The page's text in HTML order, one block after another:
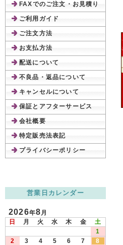
FAXでのご注文・お見積り
ご利用ガイド
ご注文方法
お支払方法
配送について
不良品・返品について
キャンセルについて
保証とアフターサービス
会社概要
特定販売法表記
プライバシーポリシー
営業日カレンダー
2026年8月
日
月 火 水 木 金
土
1
2
3 4 5 6 7
8